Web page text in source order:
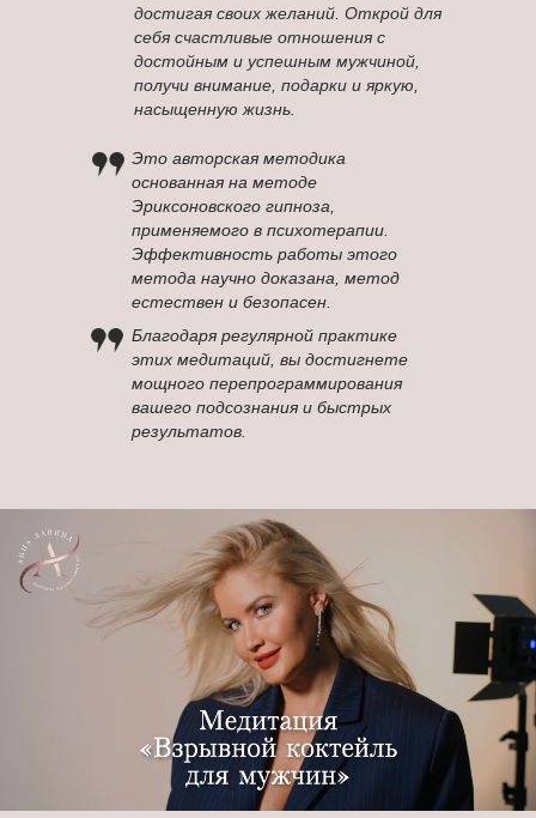
достигая своих желаний. Открой для
себя счастливые отношения с
достойным и успешным мужчиной,
получи внимание, подарки и яркую,
насыщенную жизнь.
Это авторская методика
основанная на методе
Эриксоновского гипноза,
применяемого в психотерапии.
Эффективность работы этого
метода научно доказана, метод
естествен и безопасен.
Благодаря регулярной практике
этих медитаций, вы достигнете
мощного перепрограммирования
вашего подсознания и быстрых
результатов.